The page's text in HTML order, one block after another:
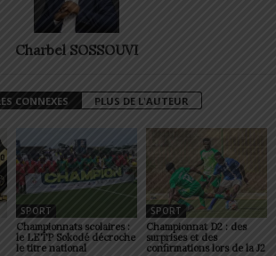
Charbel SOSSOUVI
CONNEXES PLUS DE L'AUTEUR
SPORT
Championnats scolaires :
le LETP Sokodé décroche
le titre national
SPORT
Championnat D2 : des
surprises et des
confirmations lors de la J2